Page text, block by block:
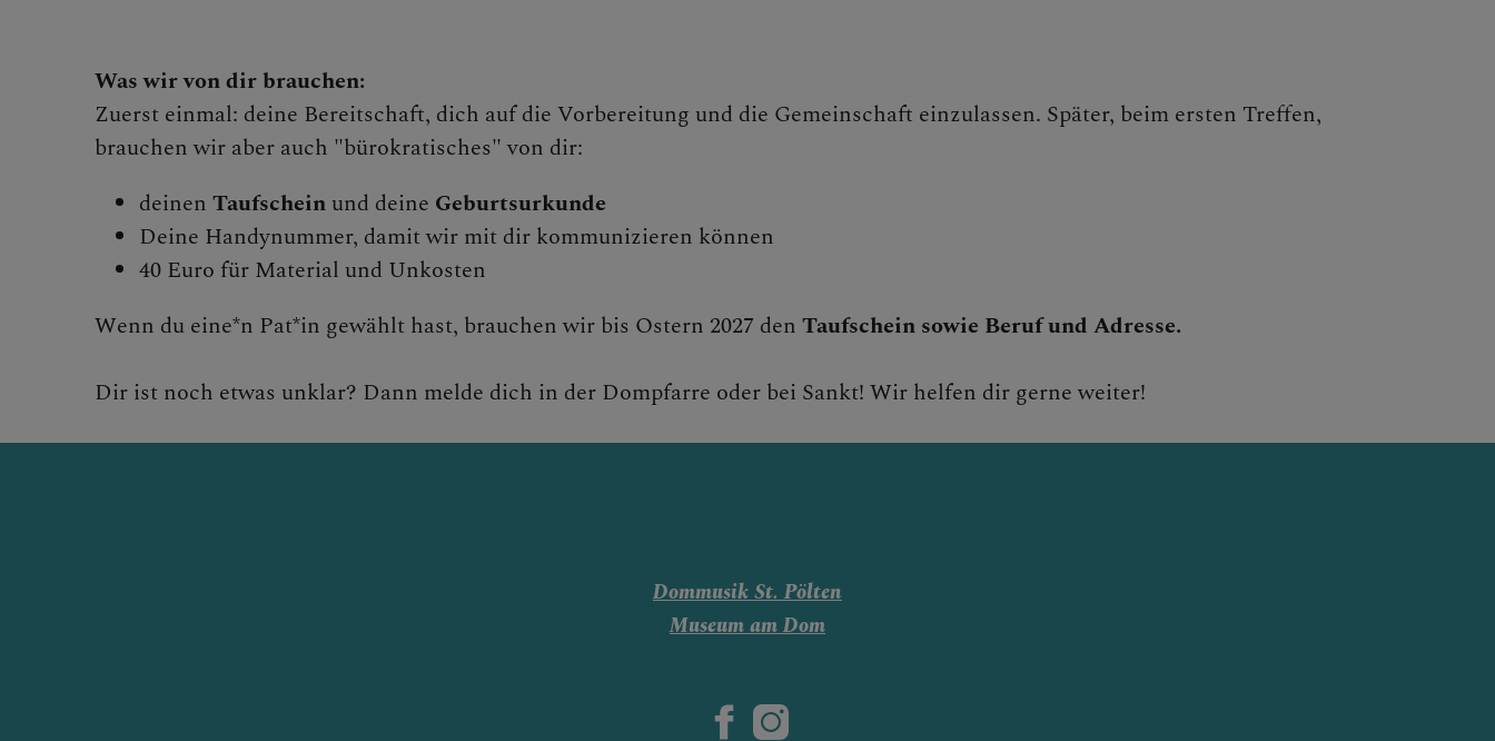
Was wir von dir brauchen:
Zuerst einmal: deine Bereitschaft, dich auf die Vorbereitung und die Gemeinschaft einzulassen. Später, beim ersten Treffen,
brauchen wir aber auch "bürokratisches" von dir:
deinen Taufscheinund deine Geburtsurkunde
Deine Handynummer, damit wir mit dir kommunizieren können
40 Euro für Material und Unkosten
Wenn du eine*n Pat*in gewählt hast, brauchen wir bis Ostern 2027 den Taufschein sowie Beruf und Adresse.
Dir ist noch etwas unklar? Dann melde dich in der Dompfarre oder bei Sankt! Wir helfen dir gerne weiter!
Dommusik St. Pölten
Museum am Dom